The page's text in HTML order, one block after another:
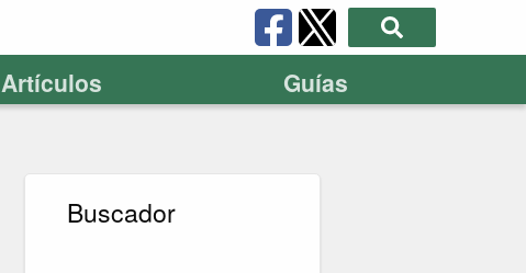
Artículos Guías
Buscador